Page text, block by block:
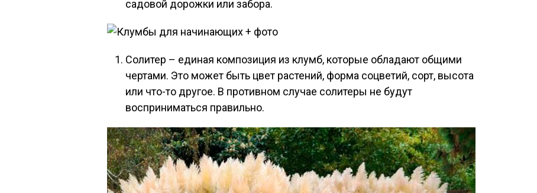
садовой дорожки или забора.
Солитер – единая композиция из клумб, которые обладают общими
чертами. Это может быть цвет растений, форма соцветий, сорт, высота
или что-то другое. В противном случае солитеры не будут
восприниматься правильно.